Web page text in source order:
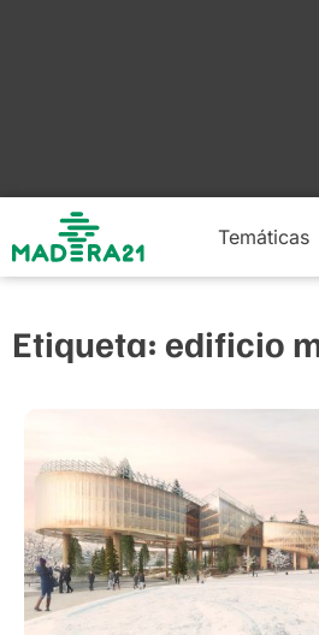
Temáticas
Etiqueta: edificio